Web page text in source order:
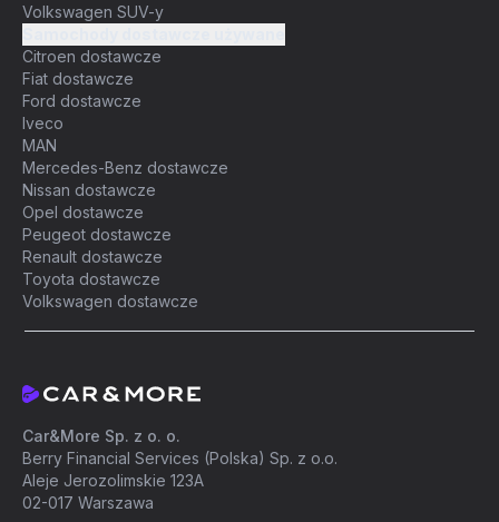
Volkswagen SUV-y
Citroen dostawcze
Fiat dostawcze
Ford dostawcze
Iveco
MAN
Mercedes-Benz dostawcze
Nissan dostawcze
Opel dostawcze
Peugeot dostawcze
Renault dostawcze
Toyota dostawcze
Volkswagen dostawcze
Car&More Sp. z o. o.
Berry Financial Services (Polska) Sp. z o.o.
Aleje Jerozolimskie 123A
02-017 Warszawa